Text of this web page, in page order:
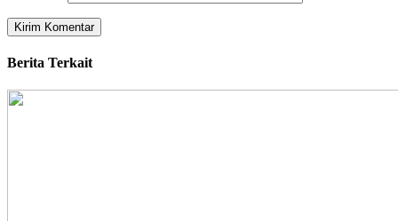
Berita Terkait